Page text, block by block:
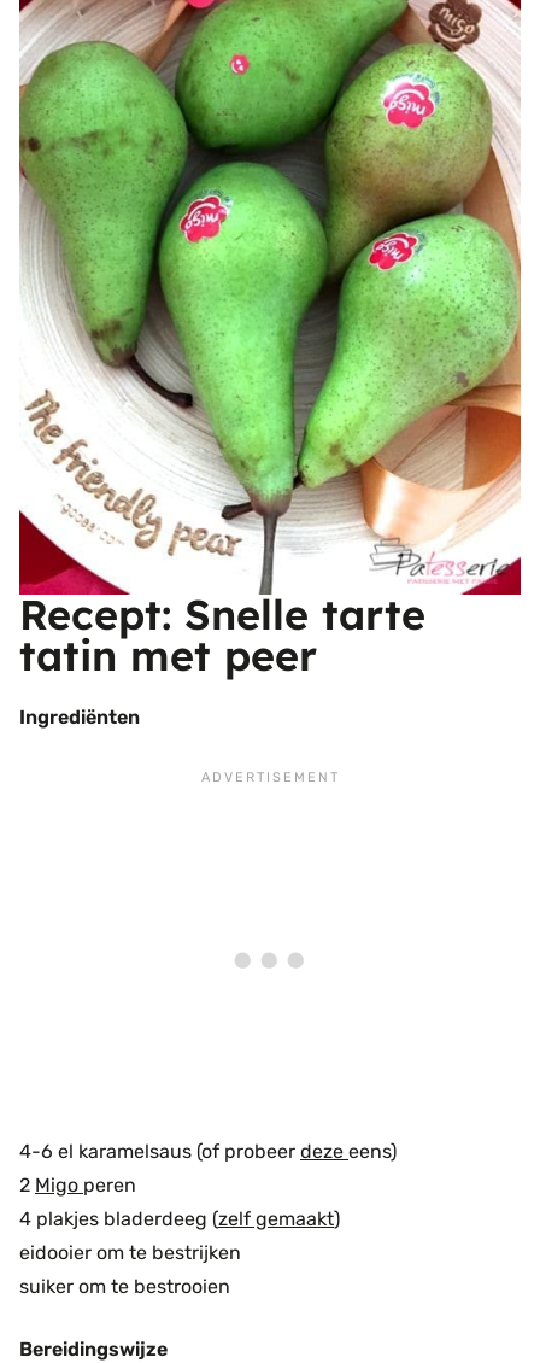
Recept: Snelle tarte
tatin met peer
Ingrediënten
4-6 el karamelsaus (of probeer deze eens)
2 Migo peren
4 plakjes bladerdeeg (zelf gemaakt)
eidooier om te bestrijken
suiker om te bestrooien
Bereidingswijze